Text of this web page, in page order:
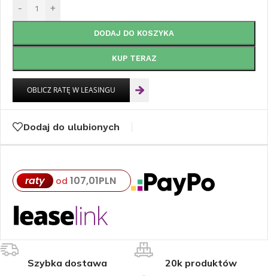
- +
DODAJ DO KOSZYKA
KUP TERAZ
Dodaj do ulubionych
raty od 107,01PLN
Szybka dostawa 20k produktów